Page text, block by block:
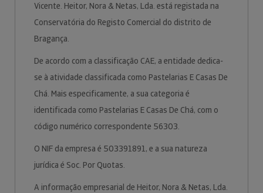
Vicente. Heitor, Nora & Netas, Lda. está registada na
Conservatória do Registo Comercial do distrito de
Bragança.
De acordo com a classificação CAE, a entidade dedica-
se à atividade classificada como Pastelarias E Casas De
Chá. Mais especificamente, a sua categoria é
identificada como Pastelarias E Casas De Chá, com o
código numérico correspondente 56303.
O NIF da empresa é 503391891, e a sua natureza
jurídica é Soc. Por Quotas.
A informação empresarial de Heitor, Nora & Netas, Lda.